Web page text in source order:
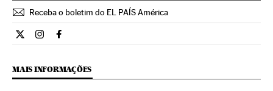
Receba o boletim do EL PAÍS América
Internacional El País Brasil en Twitter
Internacional El País Brasil en Instagram
Internacional El País Brasil en Facebook
MAIS INFORMAÇÕES